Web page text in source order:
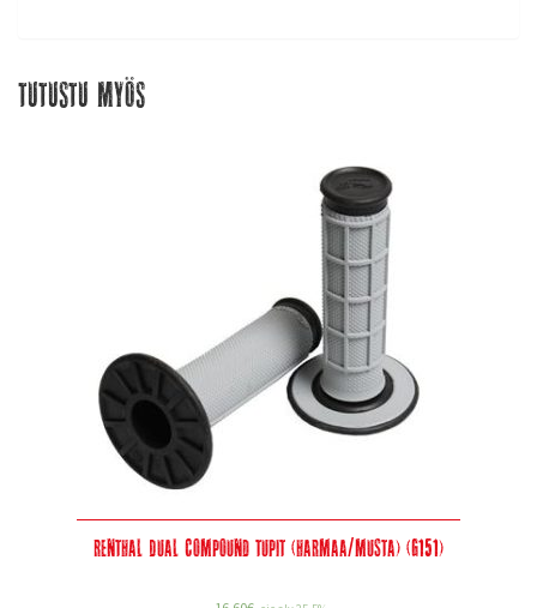
Tutustu myös
Renthal Dual Compound tupit (harmaa/musta) (G151)